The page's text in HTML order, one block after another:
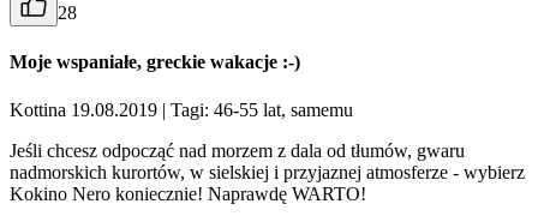
28
Moje wspaniałe, greckie wakacje :-)
Kottina 19.08.2019 | Tagi: 46-55 lat, samemu
Jeśli chcesz odpocząć nad morzem z dala od tłumów, gwaru
nadmorskich kurortów, w sielskiej i przyjaznej atmosferze - wybierz
Kokino Nero koniecznie! Naprawdę WARTO!